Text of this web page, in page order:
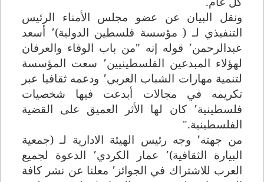
ونقل البيان عن عضو مجلس الأمناء الرئيس
التنفيذي لـ ( مؤسسة فلسطين الدولية)٬ أسعد
عبدالرحمن٬ قوله إنه "من باب الوفاء والعرفان
لهؤلاء المبدعين الفلسطينيين٬ سعت المؤسسة
لتنمية مهارات الشباب العربي٬ ودعمه ثقافيا عبر
تكريمه في مجالات أبدعت فيها شخصيات
فلسطينية٬ كان لها الأثر العميق على القضية
الفلسطينية".
من جهته٬ وجه رئيس الهيئة الادارية لـ (جمعية
البيارة الثقافية)٬ عمار الكردي٬ الدعوة لجميع
العرب للاشتراك في الجوائز٬ معلنا عن نشر كافة